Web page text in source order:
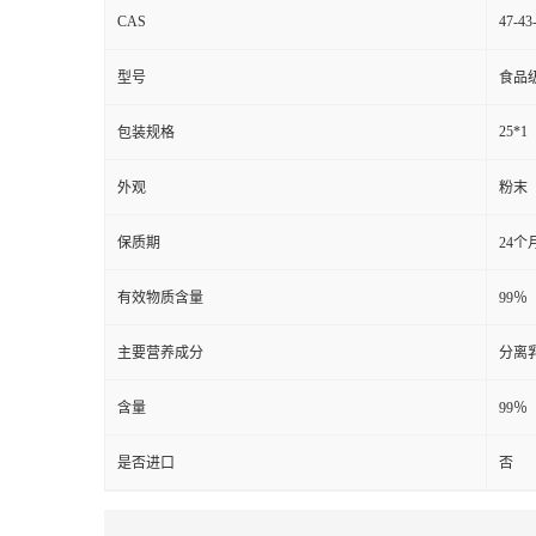
CAS 47-
型号 食品
包装规格 25*1
外观 粉末
保质期 24个
有效物质含量 99％
主要营养成分 分离
含量 99％
是否进口 否